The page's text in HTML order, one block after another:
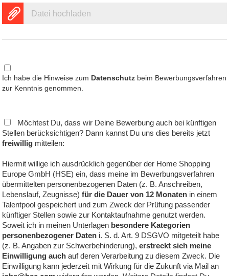
Datei hochladen
Ich habe die Hinweise zum Datenschutz beim Bewerbungsverfahren
zur Kenntnis genommen.
Möchtest Du, dass wir Deine Bewerbung auch bei künftigen
Stellen berücksichtigen? Dann kannst Du uns dies bereits jetzt
freiwillig mitteilen:
Hiermit willige ich ausdrücklich gegenüber der Home Shopping
Europe GmbH (HSE) ein, dass meine im Bewerbungsverfahren
übermittelten personenbezogenen Daten (z. B. Anschreiben,
Lebenslauf, Zeugnisse)für die Dauer von 12 Monaten in einem
Talentpool gespeichert und zum Zweck der Prüfung passender
künftiger Stellen sowie zur Kontaktaufnahme genutzt werden.
Soweit ich in meinen Unterlagen besondere Kategorien
personenbezogener Daten i. S. d. Art. 9 DSGVO mitgeteilt habe
(z. B. Angaben zur Schwerbehinderung),erstreckt sich meine
Einwilligung auch auf deren Verarbeitung zu diesem Zweck. Die
Einwilligung kann jederzeit mit Wirkung für die Zukunft via Mail an